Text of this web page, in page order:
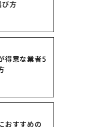
び方
得意な業者5
おすすめの